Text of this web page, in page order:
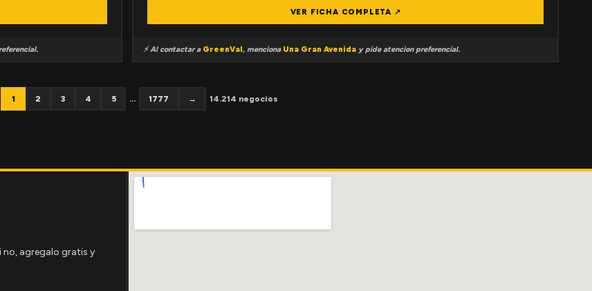
VER FICHA COMPLETA ↗
⚡ Al contactar a GreenVal, menciona Una Gran Avenida y pide atencion preferencial.
1 2 3 4 5 ... 1777 → 14.214 negocios
no, agregalo gratis y